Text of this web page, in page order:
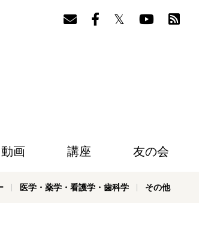
動画 講座 友の会
医学・薬学・看護学・歯科学 その他